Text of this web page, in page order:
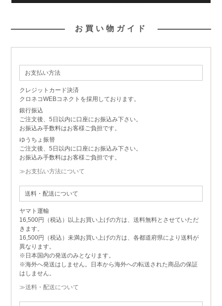
お買い物ガイド
お支払い方法
クレジットカード決済
クロネコWEBコネクトを採用しております。
銀行振込
ご注文後、5日以内に口座にお振込み下さい。
お振込み手数料はお客様ご負担です。
ゆうちょ振替
ご注文後、5日以内に口座にお振込み下さい。
お振込み手数料はお客様ご負担です。
≫お支払い方法について
送料・配送について
ヤマト運輸
16,500円（税込）以上お買い上げの方は、送料無料とさせていただ
きます。
16,500円（税込）未満お買い上げの方は、各都道府県により送料が
異なります。
※日本国内の発送のみとなります。
※海外へ発送はしません。日本から海外への転送された商品の保証
はしません。
≫送料・配送について